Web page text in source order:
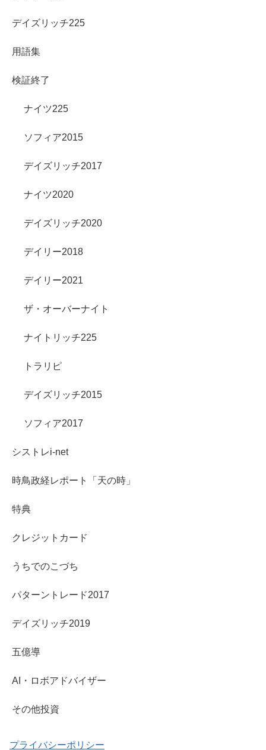
デイズリッチ225
用語集
検証終了
ナイツ225
ソフィア2015
デイズリッチ2017
ナイツ2020
デイズリッチ2020
デイリー2018
デイリー2021
ザ・オーバーナイト
ナイトリッチ225
トラリピ
デイズリッチ2015
ソフィア2017
シストレi-net
時鳥政経レポート「天の時」
特典
クレジットカード
うちでのこづち
パターントレード2017
デイズリッチ2019
五億導
AI・ロボアドバイザー
その他投資
プライバシーポリシー